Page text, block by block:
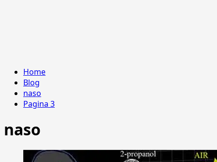
Home
Blog
naso
Pagina 3
naso